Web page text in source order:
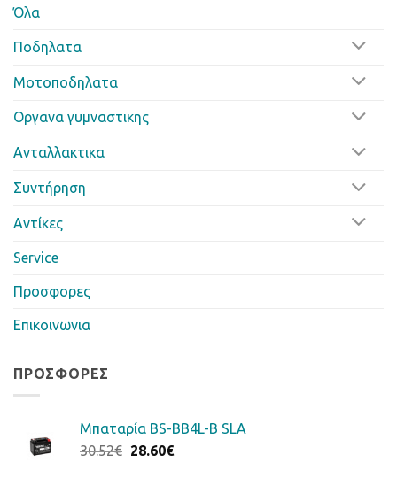
Όλα
Ποδηλατα
Μοτοποδηλατα
Οργανα γυμναστικης
Ανταλλακτικα
Συντήρηση
Αντίκες
Service
Προσφορες
Επικοινωνια
ΠΡΟΣΦΟΡΈΣ
Μπαταρία BS-BB4L-B SLA
30.52€ Original
28.60€Η